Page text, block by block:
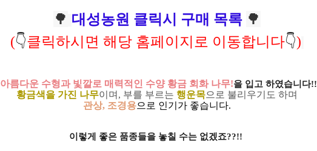
🌳 대성농원 클릭시 구매 목록 🌳
(👇클릭하시면 해당 홈페이지로 이동합니다👇)
아름다운 수형과 빛깔로 매력적인 수양 황금 회화 나무!을 입고 하였습니다!!
황금색을 가진 나무이며, 부를 부르는 행운목으로 불리우기도 하며
관상, 조경용으로 인기가 좋습니다.
이렇게 좋은 품종들을 놓칠 수는 없겠죠??!!